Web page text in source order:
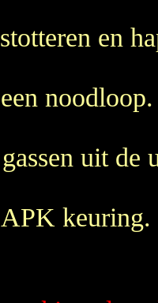
en
noodloop.
uit de
keuring.